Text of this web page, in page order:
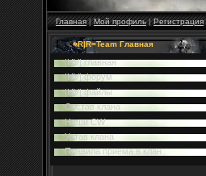
Главная|Мой профиль|Регистрация
=R|R=Team Главная
|HV| главная
|HV| форум
|HV| файлы
Cостав клана
Наши CW
Устав клана
Правила приема в клан